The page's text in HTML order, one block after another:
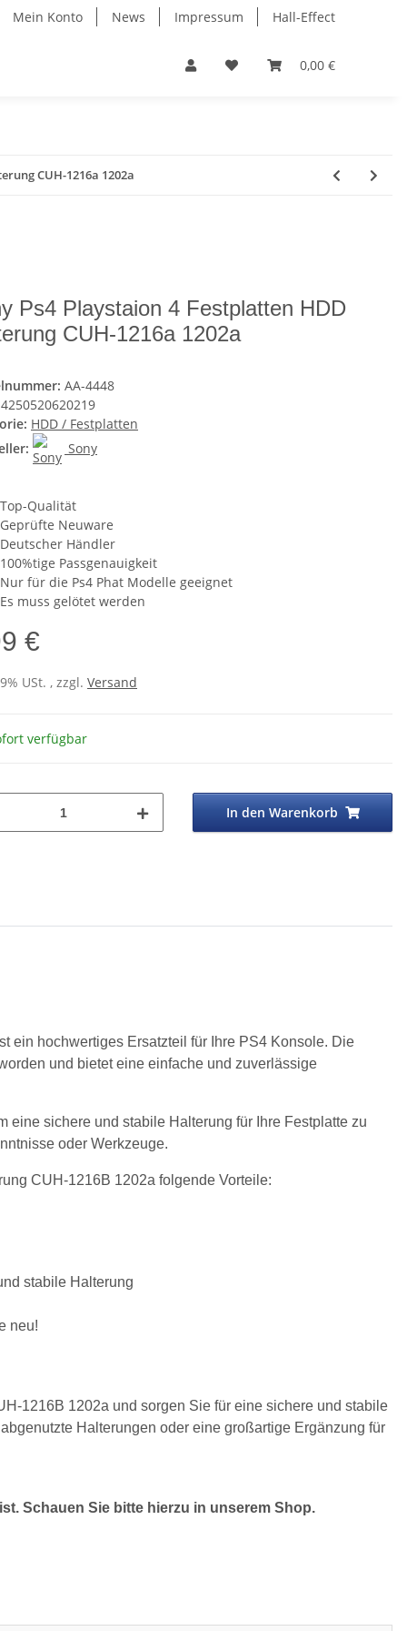
Mein Konto News Impressum Hall-Effect
0,00 €
CUH-1216a 1202a
Ps4 Playstaion 4 Festplatten HDD
CUH-1216a 1202a
AA-4448
4250520620219
HDD / Festplatten
Sony
Top-Qualität
Geprüfte Neuware
Deutscher Händler
100%tige Passgenauigkeit
Nur für die Ps4 Phat Modelle geeignet
Es muss gelötet werden
€
USt. , zzgl. Versand
verfügbar
In den Warenkorb
ein hochwertiges Ersatzteil für Ihre PS4 Konsole. Die
und bietet eine einfache und zuverlässige
eine sichere und stabile Halterung für Ihre Festplatte zu
oder Werkzeuge.
CUH-1216B 1202a folgende Vorteile:
stabile Halterung
neu!
1216B 1202a und sorgen Sie für eine sichere und stabile
Halterungen oder eine großartige Ergänzung für
Schauen Sie bitte hierzu in unserem Shop.